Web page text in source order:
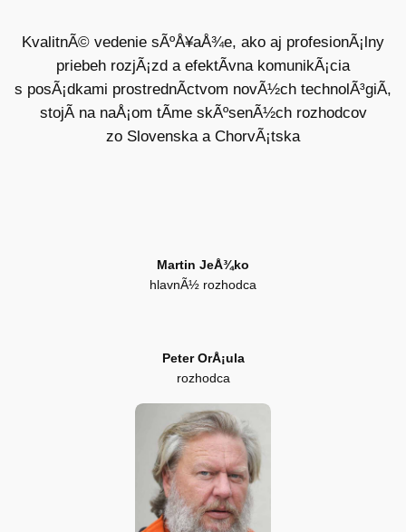
KvalitnÃ© vedenie sÃºÅ¥aÅ¾e, ako aj profesionÃ¡lny
priebeh rozjÃ¡zd a efektÃ­vna komunikÃ¡cia
s posÃ¡dkami prostrednÃ­ctvom novÃ½ch technolÃ³giÃ­,
stojÃ­ na naÅ¡om tÃ­me skÃºsenÃ½ch rozhodcov
zo Slovenska a ChorvÃ¡tska
Martin JeÅ¾ko
hlavnÃ½ rozhodca
Peter OrÅ¡ula
rozhodca